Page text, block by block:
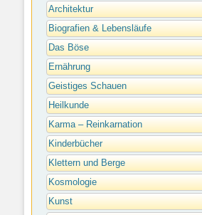
Architektur
Biografien & Lebensläufe
Das Böse
Ernährung
Geistiges Schauen
Heilkunde
Karma – Reinkarnation
Kinderbücher
Klettern und Berge
Kosmologie
Kunst